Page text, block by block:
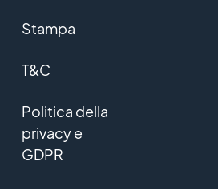
Stampa
T&C
Politica della
privacy e
GDPR